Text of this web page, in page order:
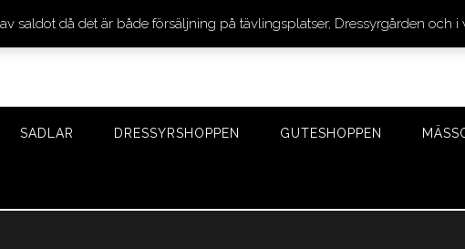
SADLAR DRESSYRSHOPPEN GUTESHOPPEN
saldot då det är både försäljning på tävlingsplatser, Dressyrgården och